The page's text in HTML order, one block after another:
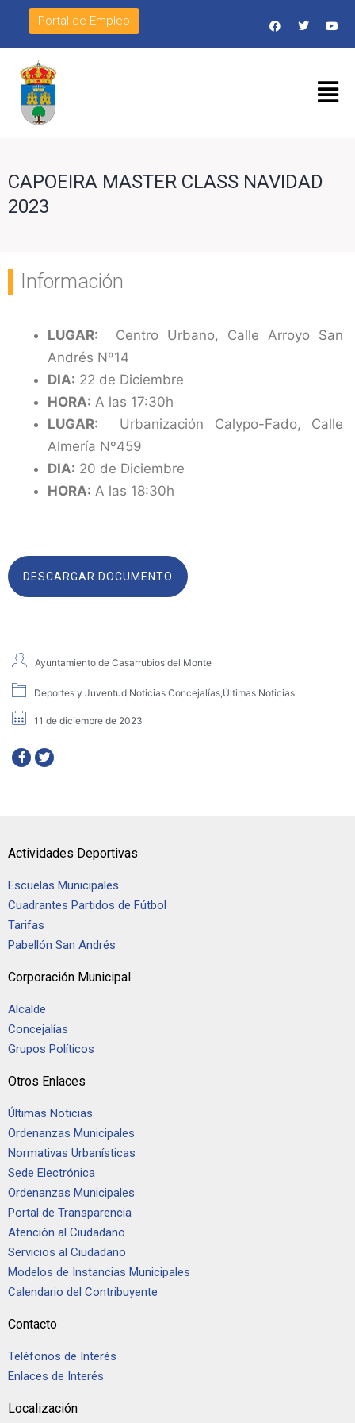
Portal de Empleo
CAPOEIRA MASTER CLASS NAVIDAD
2023
Información
LUGAR: Centro Urbano, Calle Arroyo San
Andrés Nº14
DIA: 22 de Diciembre
HORA: A las 17:30h
LUGAR: Urbanización Calypo-Fado, Calle
Almería Nº459
DIA: 20 de Diciembre
HORA: A las 18:30h
DESCARGAR DOCUMENTO
Ayuntamiento de Casarrubios del Monte
Deportes y Juventud,Noticias Concejalías,Últimas Noticias
11 de diciembre de 2023
Actividades Deportivas
Escuelas Municipales
Cuadrantes Partidos de Fútbol
Tarifas
Pabellón San Andrés
Corporación Municipal
Alcalde
Concejalías
Grupos Políticos
Otros Enlaces
Últimas Noticias
Ordenanzas Municipales
Normativas Urbanísticas
Sede Electrónica
Ordenanzas Municipales
Portal de Transparencia
Atención al Ciudadano
Servicios al Ciudadano
Modelos de Instancias Municipales
Calendario del Contribuyente
Contacto
Teléfonos de Interés
Enlaces de Interés
Localización